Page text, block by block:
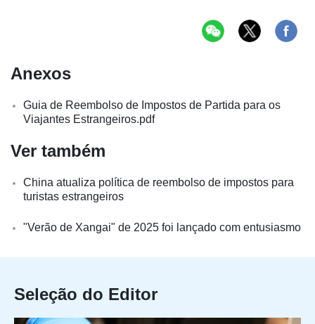
Anexos
Guia de Reembolso de Impostos de Partida para os
Viajantes Estrangeiros.pdf
Ver também
China atualiza política de reembolso de impostos para
turistas estrangeiros
"Verão de Xangai" de 2025 foi lançado com entusiasmo
Seleção do Editor